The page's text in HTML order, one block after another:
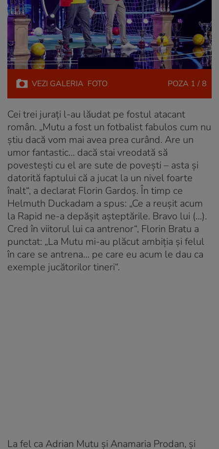
VEZI GALERIA FOTO POZA 1 / 8
Cei trei jurați l-au lăudat pe fostul atacant
român. „Mutu a fost un fotbalist fabulos cum nu
știu dacă vom mai avea prea curând. Are un
umor fantastic… dacă stai vreodată să
povestești cu el are sute de povești – asta și
datorită faptului că a jucat la un nivel foarte
înalt“, a declarat Florin Gardoș. În timp ce
Helmuth Duckadam a spus: „Ce a reușit acum
la Rapid ne-a depășit așteptările. Bravo lui (…).
Cred în viitorul lui ca antrenor“, Florin Bratu a
punctat: „La Mutu mi-au plăcut ambiția și felul
în care se antrena… pe care eu acum le dau ca
exemple jucătorilor tineri“.
La fel ca Adrian Mutu și Anamaria Prodan, și